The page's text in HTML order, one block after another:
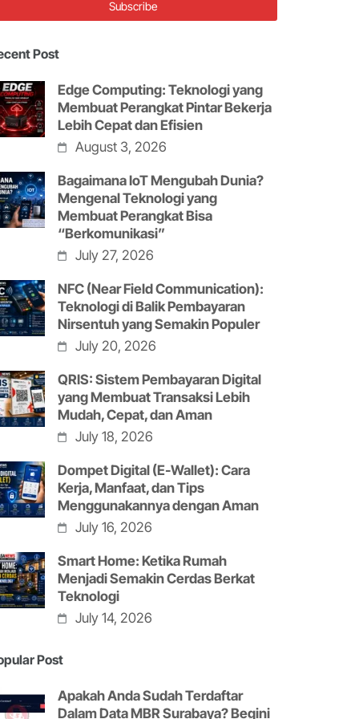
Post
Edge Computing: Teknologi yang
Membuat Perangkat Pintar Bekerja
Lebih Cepat dan Efisien
August 3, 2026
Bagaimana IoT Mengubah Dunia?
Mengenal Teknologi yang
Membuat Perangkat Bisa
“Berkomunikasi”
July 27, 2026
NFC (Near Field Communication):
Teknologi di Balik Pembayaran
Nirsentuh yang Semakin Populer
July 20, 2026
QRIS: Sistem Pembayaran Digital
yang Membuat Transaksi Lebih
Mudah, Cepat, dan Aman
July 18, 2026
Dompet Digital (E-Wallet): Cara
Kerja, Manfaat, dan Tips
Menggunakannya dengan Aman
July 16, 2026
Smart Home: Ketika Rumah
Menjadi Semakin Cerdas Berkat
Teknologi
July 14, 2026
Post
Apakah Anda Sudah Terdaftar
Dalam Data MBR Surabaya? Begini